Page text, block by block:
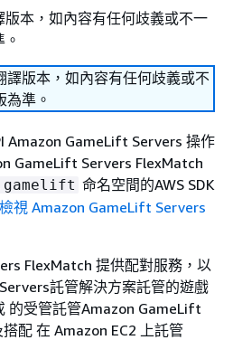
本，如內容有任何歧義或不一
譯版本，如內容有任何歧義或不
準。
Amazon GameLift Servers 操作
GameLift Servers FlexMatch
命名空間的AWS SDK
視 Amazon GameLift Servers
FlexMatch 提供配對服務，以
託管解決方案託管的遊戲
的受管託管Amazon GameLift
配 在 Amazon EC2 上託管